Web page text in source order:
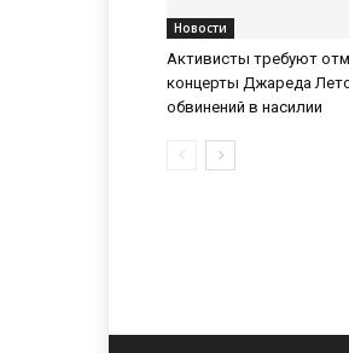
Новости
Активисты требуют
концерты Джареда
обвинений в насилии